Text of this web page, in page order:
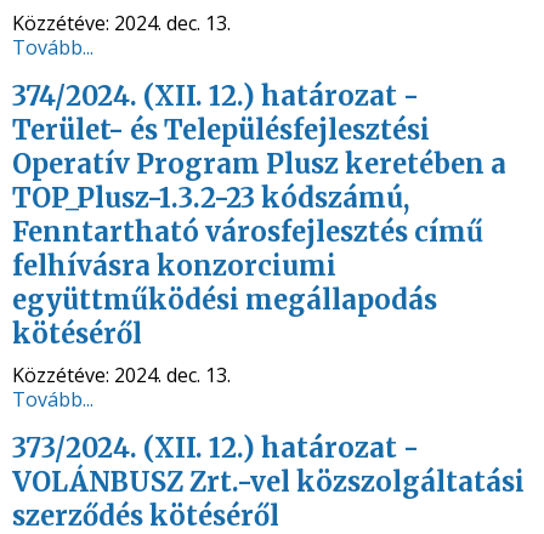
Közzétéve: 2024. dec. 13.
Tovább...
374/2024. (XII. 12.) határozat -
Terület- és Településfejlesztési
Operatív Program Plusz keretében a
TOP_Plusz-1.3.2-23 kódszámú,
Fenntartható városfejlesztés című
felhívásra konzorciumi
együttműködési megállapodás
kötéséről
Közzétéve: 2024. dec. 13.
Tovább...
373/2024. (XII. 12.) határozat -
VOLÁNBUSZ Zrt.-vel közszolgáltatási
szerződés kötéséről